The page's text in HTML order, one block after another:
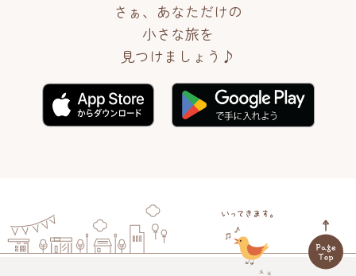
さぁ、あなただけの
小さな旅を
見つけましょう♪